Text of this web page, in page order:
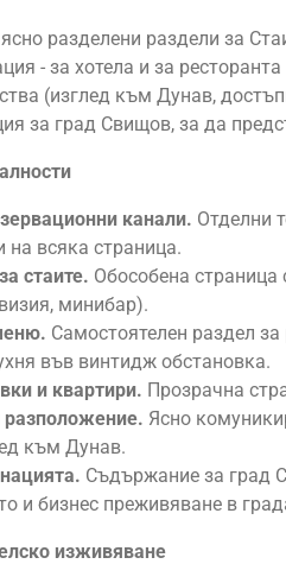
разделени раздели за
- за хотела и за
(изглед към Дунав,
за град Свищов, за да
канали. Отделни
на всяка страница.
стаите. Обособена страница
минибар).
Самостоятелен раздел
във винтидж обстановка.
и квартири. Прозрачна
разположение. Ясно
към Дунав.
Съдържание за град
и бизнес преживяване в
изживяване